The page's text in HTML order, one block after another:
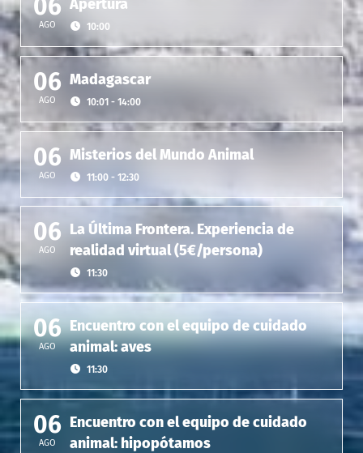
06
AGO
Apertura
10:00
06
AGO
Madagascar
10:01 - 14:00
06
AGO
Misterios del Mundo Animal
11:00 - 12:30
06
AGO
La Última Frontera. Experiencia de
realidad virtual (5€/persona)
11:30
06
AGO
Encuentro con el equipo de cuidado
animal: aves
11:30
06
AGO
Encuentro con el equipo de cuidado
animal: hipopótamos